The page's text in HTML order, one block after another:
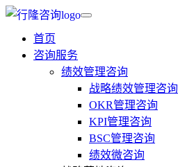
首页
咨询服务
绩效管理咨询
战略绩效管理咨询
OKR管理咨询
KPI管理咨询
BSC管理咨询
绩效微咨询